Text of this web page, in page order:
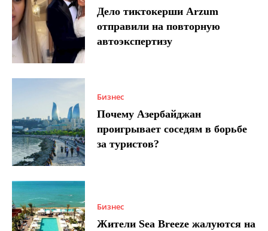
Дело тиктокерши Arzum
отправили на повторную
автоэкспертизу
Бизнес
Почему Азербайджан
проигрывает соседям в борьбе
за туристов?
Бизнес
Жители Sea Breeze жалуются на